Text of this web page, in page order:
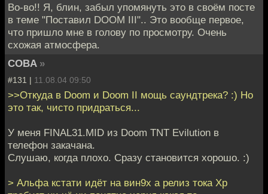
Во-во!! Я, блин, забыл упомянуть это в своём посте
в теме "Поставил DOOM III".. Это вообще первое,
что пришло мне в голову по просмотру. Очень
схожая атмосфера.
COBA »
#131 | 11.08.04 09:50
>>Откуда в Doom и Doom II мощь саундтрека? :) Но
это так, чисто придраться...
У меня FINAL31.MID из Doom TNT Evilution в
телефон закачана.
Слушаю, когда плохо. Сразу становится хорошо. :)
> Альфа кстати идёт на вин9х а релиз тока Хр